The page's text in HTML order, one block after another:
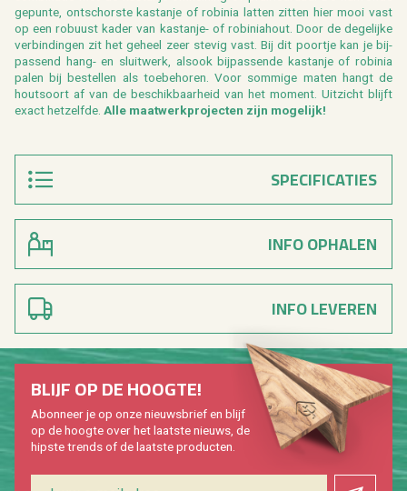
ge­pun­te, ont­schors­te kas­tan­je of ro­bi­nia lat­ten zit­ten hier mooi vast
op een ro­buust kader van kas­tan­je- of ro­bi­nia­hout. Door de de­ge­lij­ke
ver­bin­din­gen zit het ge­heel zeer ste­vig vast. Bij dit poort­je kan je bij­
pas­send hang- en sluit­werk, als­ook bij­pas­sen­de kas­tan­je of ro­bi­nia
palen bij be­stel­len als toe­behoren. Voor som­mi­ge maten hangt de
hout­soort af van de be­schik­baar­heid van het mo­ment. Uit­zicht blijft
exact het­zelf­de. Alle maat­werk­pro­jec­ten zijn mo­ge­lijk!
SPECIFICATIES
INFO OPHALEN
INFO LEVEREN
BLIJF OP DE HOOG­TE!
Abon­neer je op onze nieuws­brief en blijf
op de hoog­te over het laat­ste nieuws, de
hip­s­te trends of de laat­ste pro­duc­ten.